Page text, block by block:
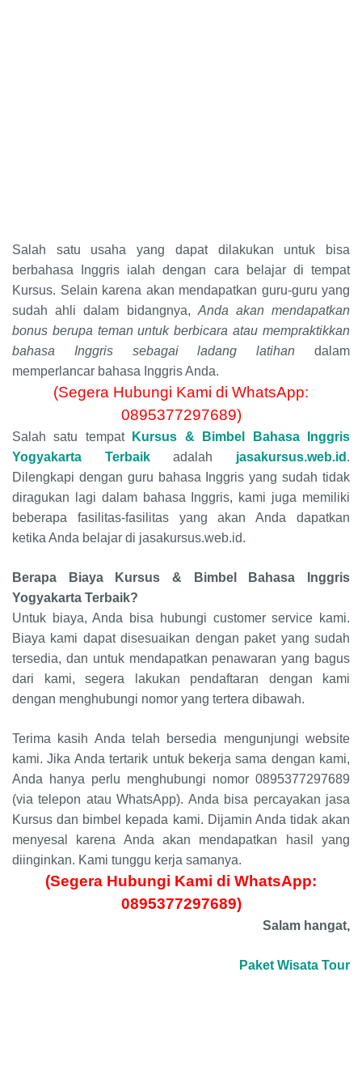
Salah satu usaha yang dapat dilakukan untuk bisa
berbahasa Inggris ialah dengan cara belajar di tempat
Kursus. Selain karena akan mendapatkan guru-guru yang
sudah ahli dalam bidangnya, Anda akan mendapatkan
bonus berupa teman untuk berbicara atau mempraktikkan
bahasa Inggris sebagai ladang latihan dalam
memperlancar bahasa Inggris Anda.
(Segera Hubungi Kami di WhatsApp:
0895377297689)
Salah satu tempat
Kursus & Bimbel Bahasa Inggris
Yogyakarta Terbaikadalah jasakursus.web.id .
Dilengkapi dengan guru bahasa Inggris yang sudah tidak
diragukan lagi dalam bahasa Inggris, kami juga memiliki
beberapa fasilitas-fasilitas yang akan Anda dapatkan
ketika Anda belajar di jasakursus.web.id.
Berapa Biaya Kursus & Bimbel Bahasa Inggris
Yogyakarta Terbaik?
Untuk biaya, Anda bisa hubungi customer service kami.
Biaya kami dapat disesuaikan dengan paket yang sudah
tersedia, dan untuk mendapatkan penawaran yang bagus
dari kami, segera lakukan pendaftaran dengan kami
dengan menghubungi nomor yang tertera dibawah.
Terima kasih Anda telah bersedia mengunjungi website
kami. Jika Anda tertarik untuk bekerja sama dengan kami,
Anda hanya perlu menghubungi nomor 0895377297689
(via telepon atau WhatsApp). Anda bisa percayakan jasa
Kursus dan bimbel kepada kami. Dijamin Anda tidak akan
menyesal karena Anda akan mendapatkan hasil yang
diinginkan. Kami tunggu kerja samanya.
(Segera Hubungi Kami di WhatsApp:
0895377297689)
Salam hangat,
Paket Wisata Tour